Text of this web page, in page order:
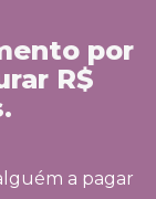
por
R$
a pagar